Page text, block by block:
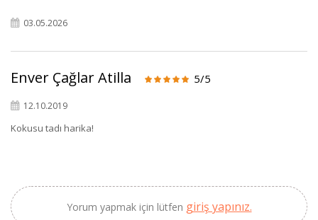
03.05.2026
Enver Çağlar Atilla 5/5
12.10.2019
Kokusu tadı harika!
Yorum yapmak için lütfen giriş yapınız.
×
BU HAFTANIN PLANLI İNDİRİMİ
2320,00 TL
2100,00 TL